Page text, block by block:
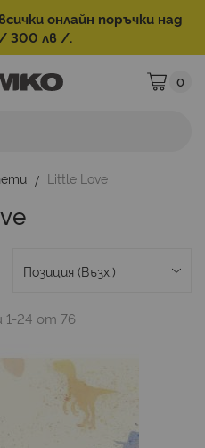
онлайн поръчки над
300 лв /.
Моята
0
Little Love
1-24 от 76